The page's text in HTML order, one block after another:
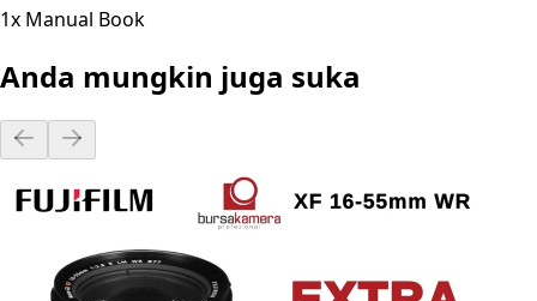
1x Manual Book
Anda mungkin juga suka